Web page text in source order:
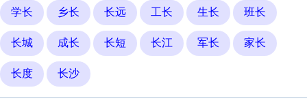
学长 乡长 长远 工长 生长 班长
长城 成长 长短 长江 军长 家长
长度 长沙